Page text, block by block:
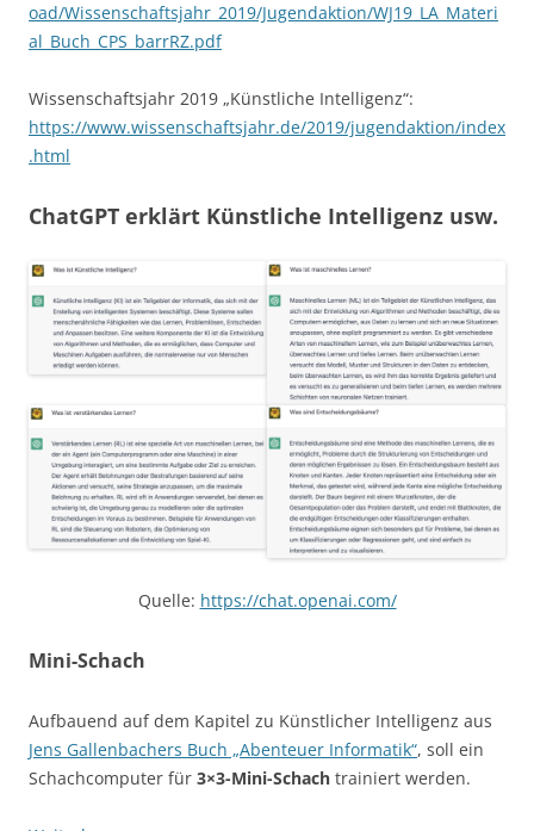
oad/Wissenschaftsjahr_2019/Jugendaktion/WJ19_LA_Materi
al_Buch_CPS_barrRZ.pdf
Wissenschaftsjahr 2019 „Künstliche Intelligenz“:
https://www.wissenschaftsjahr.de/2019/jugendaktion/index
.html
ChatGPT erklärt Künstliche Intelligenz usw.
Quelle: https://chat.openai.com/
Mini-Schach
Aufbauend auf dem Kapitel zu Künstlicher Intelligenz aus
Jens Gallenbachers Buch „Abenteuer Informatik“, soll ein
Schachcomputer für 3×3-Mini-Schach trainiert werden.